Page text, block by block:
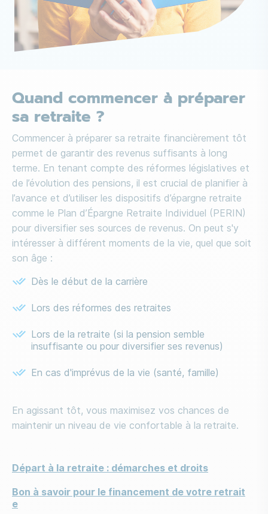
Quand commencer à préparer
sa retraite ?
Commencer à préparer sa retraite financièrement tôt
permet de garantir des revenus suffisants à long
terme. En tenant compte des réformes législatives et
de l’évolution des pensions, il est crucial de planifier à
l’avance et d’utiliser les dispositifs d’épargne retraite
comme le Plan d’Épargne Retraite Individuel (PERIN)
pour diversifier ses sources de revenus. On peut s'y
intéresser à différent moments de la vie, quel que soit
son âge :
Dès le début de la carrière
Lors des réformes des retraites
Lors de la retraite (si la pension semble
insuffisante ou pour diversifier ses revenus)
En cas d'imprévus de la vie (santé, famille)
En agissant tôt, vous maximisez vos chances de
maintenir un niveau de vie confortable à la retraite.
Liens
Départ à la retraite : démarches et droits
Bon à savoir pour le financement de votre retrait
e